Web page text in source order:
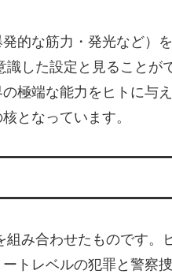
的な筋力・発光など）
した設定と見ることが
極端な能力をヒトに与
となっています。
み合わせたものです。
トレベルの犯罪と警察